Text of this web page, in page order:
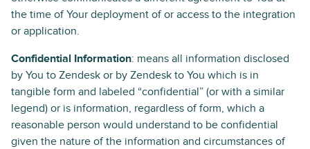
the time of Your deployment of or access to the integration
or application.
Confidential Information: means all information disclosed
by You to Zendesk or by Zendesk to You which is in
tangible form and labeled “confidential” (or with a similar
legend) or is information, regardless of form, which a
reasonable person would understand to be confidential
given the nature of the information and circumstances of